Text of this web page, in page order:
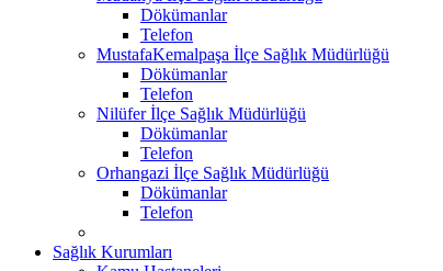
Dökümanlar
Telefon
MustafaKemalpaşa İlçe Sağlık Müdürlüğü
Dökümanlar
Telefon
Nilüfer İlçe Sağlık Müdürlüğü
Dökümanlar
Telefon
Orhangazi İlçe Sağlık Müdürlüğü
Dökümanlar
Telefon
Sağlık Kurumları